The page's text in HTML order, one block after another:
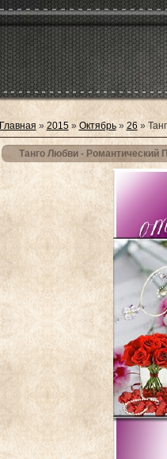
Главная » 2015 » Октябрь » 26»
Танго Любви - Романтический